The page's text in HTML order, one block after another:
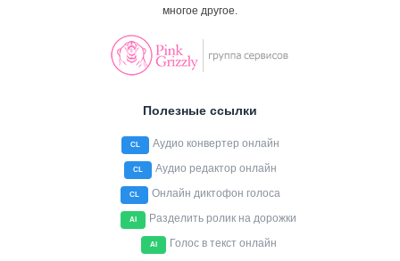
многое другое.
Полезные ссылки
CL Аудио конвертер онлайн
CL Аудио редактор онлайн
CL Онлайн диктофон голоса
AI Разделить ролик на дорожки
AI Голос в текст онлайн